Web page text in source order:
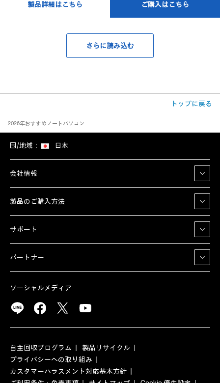
製品詳細はこちら ご購入はこちら
さらに読み込む
トップに戻る
2026年おすすめノートパソコン
国/地域： 日本
会社情報
製品のご購入方法
サポート
パートナー
ソーシャルメディア
自主回収プログラム
製品リサイクル
プライバシーへの取り組み
カスタマーハラスメント対応基本方針